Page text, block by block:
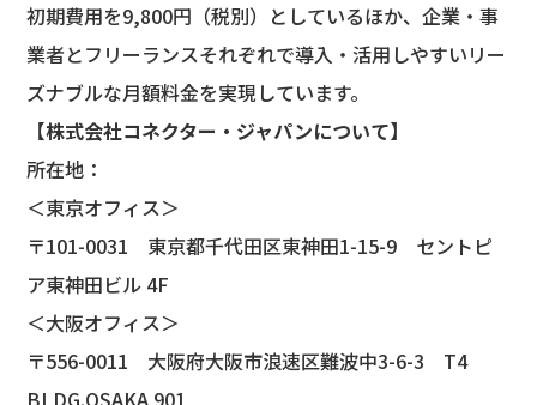
初期費用を9,800円（税別）としているほか、企業・事
業者とフリーランスそれぞれで導入・活用しやすいリー
ズナブルな月額料金を実現しています。
【株式会社コネクター・ジャパンについて】
所在地：
＜東京オフィス＞
〒101-0031 東京都千代田区東神田1-15-9 セントピ
ア東神田ビル 4F
＜大阪オフィス＞
〒556-0011 大阪府大阪市浪速区難波中3-6-3 T4